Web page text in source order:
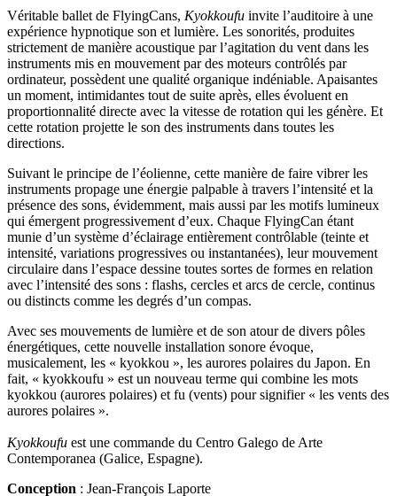
Véritable ballet de FlyingCans, Kyokkoufu invite l’auditoire à une
expérience hypnotique son et lumière. Les sonorités, produites
strictement de manière acoustique par l’agitation du vent dans les
instruments mis en mouvement par des moteurs contrôlés par
ordinateur, possèdent une qualité organique indéniable. Apaisantes
un moment, intimidantes tout de suite après, elles évoluent en
proportionnalité directe avec la vitesse de rotation qui les génère. Et
cette rotation projette le son des instruments dans toutes les
directions.
Suivant le principe de l’éolienne, cette manière de faire vibrer les
instruments propage une énergie palpable à travers l’intensité et la
présence des sons, évidemment, mais aussi par les motifs lumineux
qui émergent progressivement d’eux. Chaque FlyingCan étant
munie d’un système d’éclairage entièrement contrôlable (teinte et
intensité, variations progressives ou instantanées), leur mouvement
circulaire dans l’espace dessine toutes sortes de formes en relation
avec l’intensité des sons : flashs, cercles et arcs de cercle, continus
ou distincts comme les degrés d’un compas.
Avec ses mouvements de lumière et de son atour de divers pôles
énergétiques, cette nouvelle installation sonore évoque,
musicalement, les « kyokkou », les aurores polaires du Japon. En
fait, « kyokkoufu » est un nouveau terme qui combine les mots
kyokkou (aurores polaires) et fu (vents) pour signifier « les vents des
aurores polaires ».
Kyokkoufu est une commande du Centro Galego de Arte
Contemporanea (Galice, Espagne).
Conception : Jean-François Laporte